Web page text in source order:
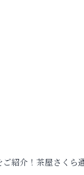
紹介！茶屋さくら